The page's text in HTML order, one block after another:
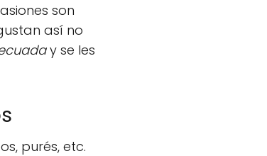
son
así no
y se les
purés, etc.